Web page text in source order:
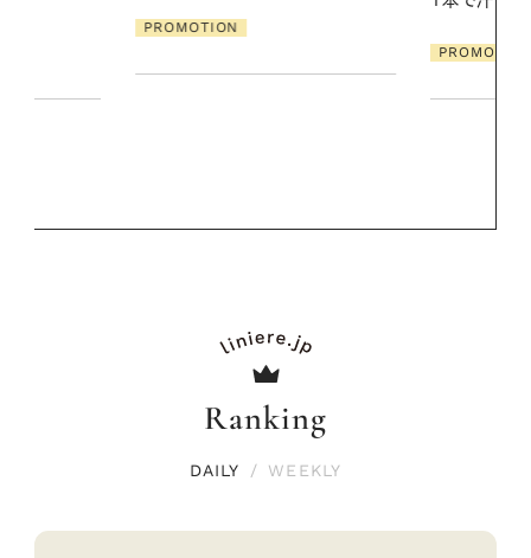
リーとの重
Ranking
DAILY / WEEKLY